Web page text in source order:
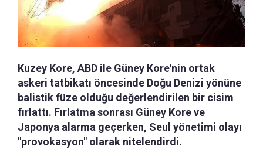
Kuzey Kore, ABD ile Güney Kore'nin ortak
askeri tatbikatı öncesinde Doğu Denizi yönüne
balistik füze olduğu değerlendirilen bir cisim
fırlattı. Fırlatma sonrası Güney Kore ve
Japonya alarma geçerken, Seul yönetimi olayı
"provokasyon" olarak nitelendirdi.